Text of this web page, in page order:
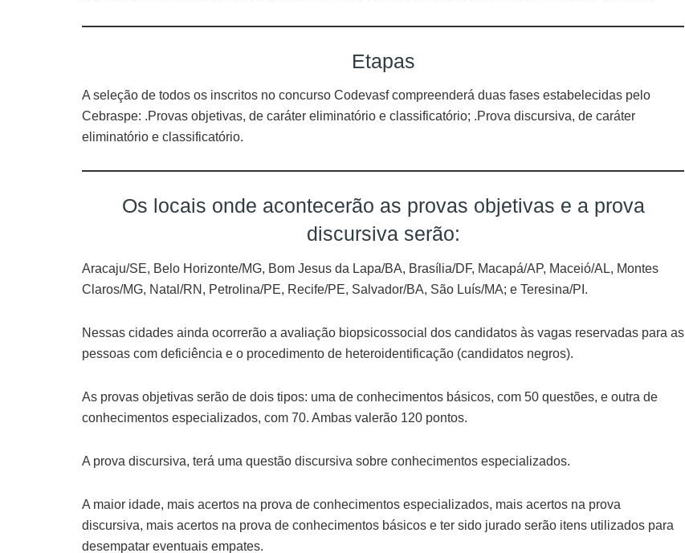
Etapas
A seleção de todos os inscritos no concurso Codevasf compreenderá duas fases estabelecidas pelo
Cebraspe: .Provas objetivas, de caráter eliminatório e classificatório; .Prova discursiva, de caráter
eliminatório e classificatório.
Os locais onde acontecerão as provas objetivas e a prova
discursiva serão:
Aracaju/SE, Belo Horizonte/MG, Bom Jesus da Lapa/BA, Brasília/DF, Macapá/AP, Maceió/AL, Montes
Claros/MG, Natal/RN, Petrolina/PE, Recife/PE, Salvador/BA, São Luís/MA; e Teresina/PI.
Nessas cidades ainda ocorrerão a avaliação biopsicossocial dos candidatos às vagas reservadas para as
pessoas com deficiência e o procedimento de heteroidentificação (candidatos negros).
As provas objetivas serão de dois tipos: uma de conhecimentos básicos, com 50 questões, e outra de
conhecimentos especializados, com 70. Ambas valerão 120 pontos.
A prova discursiva, terá uma questão discursiva sobre conhecimentos especializados.
A maior idade, mais acertos na prova de conhecimentos especializados, mais acertos na prova
discursiva, mais acertos na prova de conhecimentos básicos e ter sido jurado serão itens utilizados para
desempatar eventuais empates.